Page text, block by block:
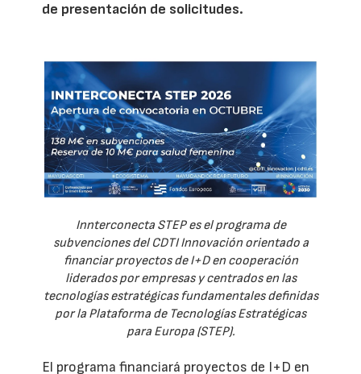
de presentación de solicitudes.
Innterconecta STEP es el programa de
subvenciones del CDTI Innovación orientado a
financiar proyectos de I+D en cooperación
liderados por empresas y centrados en las
tecnologías estratégicas fundamentales definidas
por la Plataforma de Tecnologías Estratégicas
para Europa (STEP).
El programa financiará proyectos de I+D en